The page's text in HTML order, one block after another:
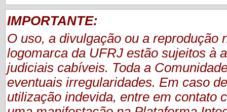
IMPORTANTE:
O uso, a divulgação ou a reprodução
logomarca da UFRJ estão sujeitos à
judiciais cabíveis. Toda a
eventuais irregularidades. Em caso
utilização indevida, entre em contato